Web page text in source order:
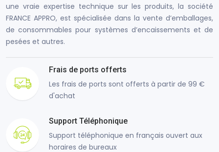
une vraie expertise technique sur les produits, la société
FRANCE APPRO, est spécialisée dans la vente d’emballages,
de consommables pour systèmes d’encaissements et de
pesées et autres.
Frais de ports offerts
Les frais de ports sont offerts à partir de 99 €
d'achat
Support Téléphonique
Support téléphonique en français ouvert aux
horaires de bureaux